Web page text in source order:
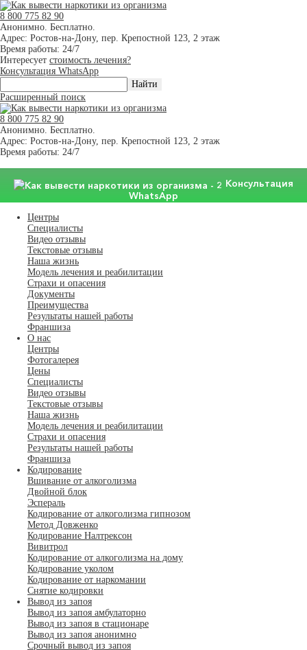
8 800 775 82 90
Анонимно. Бесплатно.
Адрес: Ростов-на-Дону, пер. Крепостной 123, 2 этаж
Время работы: 24/7
Интересует стоимость лечения?
Консультация WhatsApp
Расширенный поиск
8 800 775 82 90
Анонимно. Бесплатно.
Адрес: Ростов-на-Дону, пер. Крепостной 123, 2 этаж
Время работы: 24/7
Консультация
WhatsApp
Центры
Специалисты
Видео отзывы
Текстовые отзывы
Наша жизнь
Модель лечения и реабилитации
Страхи и опасения
Документы
Преимущества
Результаты нашей работы
Франшиза
О нас
Центры
Фотогалерея
Цены
Специалисты
Видео отзывы
Текстовые отзывы
Наша жизнь
Модель лечения и реабилитации
Страхи и опасения
Результаты нашей работы
Франшиза
Кодирование
Вшивание от алкоголизма
Двойной блок
Эспераль
Кодирование от алкоголизма гипнозом
Метод Довженко
Кодирование Налтрексон
Вивитрол
Кодирование от алкоголизма на дому
Кодирование уколом
Кодирование от наркомании
Снятие кодировки
Вывод из запоя
Вывод из запоя амбулаторно
Вывод из запоя в стационаре
Вывод из запоя анонимно
Срочный вывод из запоя